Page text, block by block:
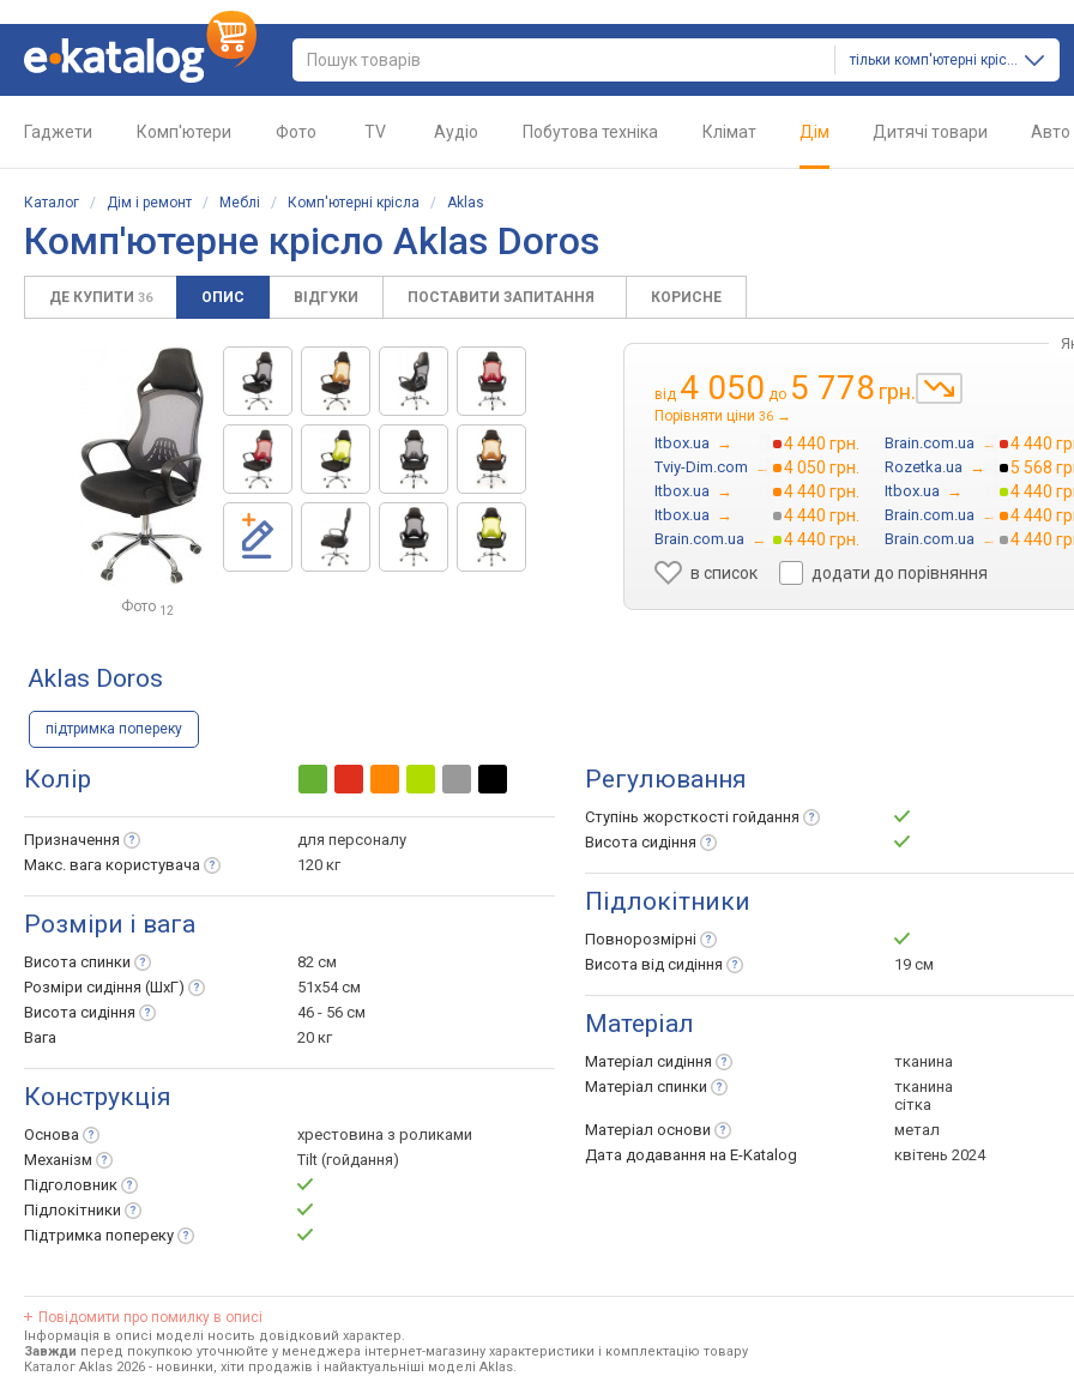
тільки комп'ютерні крісла
Гаджети Комп'ютери Фото TV Аудіо Побутова техніка Клімат Дім Дитячі товари Авто
Каталог / Дім і ремонт / Меблі / Комп'ютерні крісла / Aklas
Комп'ютерне крісло Aklas Doros
ДЕ КУПИТИ 36 ОПИС ВІДГУКИ ПОСТАВИТИ ЗАПИТАННЯ КОРИСНЕ
Фото 12
від 4 050 до 5 778 грн.
Порівняти ціни 36 →
Itbox.ua → 4 440 грн. Brain.com.ua → 4 440
Tviy-Dim.com → 4 050 грн. Rozetka.ua → 5 568
Itbox.ua → 4 440 грн. Itbox.ua → 4 440
Itbox.ua → 4 440 грн. Brain.com.ua → 4 440
Brain.com.ua → 4 440 грн. Brain.com.ua →
4 440
в список
додати до порівняння
Aklas Doros
підтримка попереку
Колір
Призначення
для персоналу
Макс. вага користувача 120 кг
Розміри і вага
Висота спинки
82 см
Розміри сидіння (ШхГ)
51x54 см
Висота сидіння
46 - 56 см
Вага
20 кг
Конструкція
Основа
хрестовина з роликами
Механізм
Tilt (гойдання)
Підголовник
Підлокітники
Підтримка попереку
Регулювання
Ступінь жорсткості гойдання
Висота сидіння
Підлокітники
Повнорозмірні
Висота від сидіння 19 см
Матеріал
Матеріал сидіння
тканина
Матеріал спинки
тканина
сітка
Матеріал основи
метал
Дата додавання на E-Katalog
квітень 2024
Повідомити про помилку в описі
Інформація в описі моделі носить довідковий характер.
Завжди перед покупкою уточнюйте у менеджера інтернет-магазину характеристики і комплектацію товару
Каталог Aklas 2026 - новинки, хіти продажів і найактуальніші моделі Aklas.